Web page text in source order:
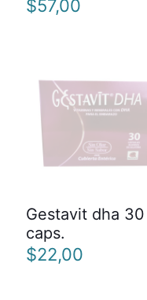
$57,00
Gestavit dha 30
caps.
$22,00